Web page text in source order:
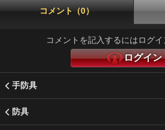
コメント（0）
コメントを記入するにはログイ
ログイン
手防具
防具